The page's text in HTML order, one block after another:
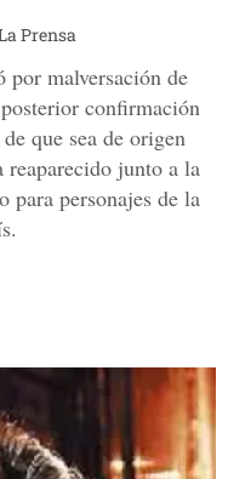
Prensa
por malversación de
confirmación
que sea de origen
junto a la
para personajes de la